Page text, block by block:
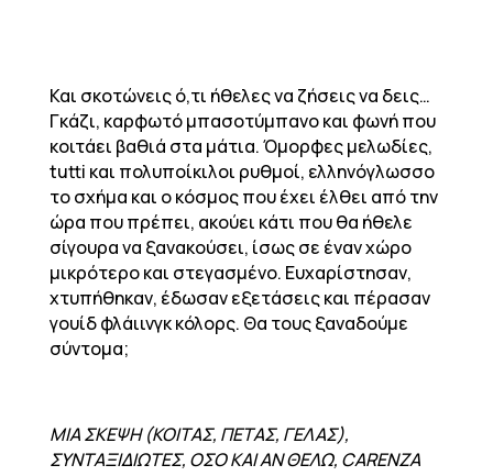
Και σκοτώνεις ό,τι ήθελες να ζήσεις να δεις…
Γκάζι, καρφωτό μπασοτύμπανο και φωνή που
κοιτάει βαθιά στα μάτια. Όμορφες μελωδίες,
tutti και πολυποίκιλοι ρυθμοί, ελληνόγλωσσο
το σχήμα και ο κόσμος που έχει έλθει από την
ώρα που πρέπει, ακούει κάτι που θα ήθελε
σίγουρα να ξανακούσει, ίσως σε έναν χώρο
μικρότερο και στεγασμένο. Ευχαρίστησαν,
χτυπήθηκαν, έδωσαν εξετάσεις και πέρασαν
γουίδ φλάιινγκ κόλορς. Θα τους ξαναδούμε
σύντομα;
ΜΙΑ ΣΚΕΨΗ (ΚΟΙΤΑΣ, ΠΕΤΑΣ, ΓΕΛΑΣ),
ΣΥΝΤΑΞΙΔΙΩΤΕΣ, ΟΣΟ ΚΑΙ ΑΝ ΘΕΛΩ, CARENZA